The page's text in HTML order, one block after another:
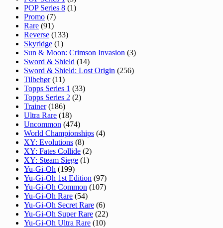
POP Series 8 (1)
Promo (7)
Rare (91)
Reverse (133)
Skyridge (1)
Sun & Moon: Crimson Invasion (3)
Sword & Shield (14)
Sword & Shield: Lost Origin (256)
Tilbehør (11)
Topps Series 1 (33)
Topps Series 2 (2)
Trainer (186)
Ultra Rare (18)
Uncommon (474)
World Championships (4)
XY: Evolutions (8)
XY: Fates Collide (2)
XY: Steam Siege (1)
Yu-Gi-Oh (199)
Yu-Gi-Oh 1st Edition (97)
Yu-Gi-Oh Common (107)
Yu-Gi-Oh Rare (54)
Yu-Gi-Oh Secret Rare (6)
Yu-Gi-Oh Super Rare (22)
Yu-Gi-Oh Ultra Rare (10)